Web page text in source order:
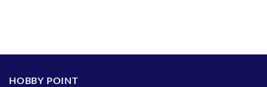
HOBBY POINT